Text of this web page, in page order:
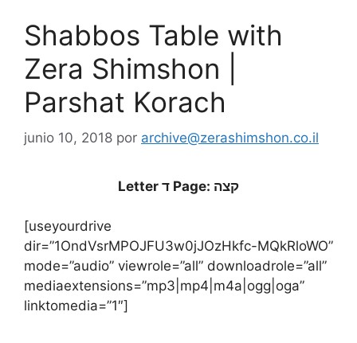
Shabbos Table with
Zera Shimshon |
Parshat Korach
junio 10, 2018 por archive@zerashimshon.co.il
Letter ד Page: קצה
[useyourdrive
dir=”1OndVsrMPOJFU3w0jJOzHkfc-MQkRloWO”
mode=”audio” viewrole=”all” downloadrole=”all”
mediaextensions=”mp3|mp4|m4a|ogg|oga”
linktomedia=”1″]